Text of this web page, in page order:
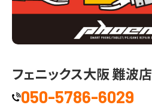
フェニックス大阪 難波店
050-5786-6029